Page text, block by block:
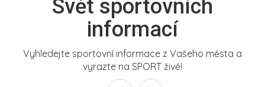
Svět sportovních
informací
Vyhledejte sportovní informace z Vašeho města a
vyrazte na SPORT živě!